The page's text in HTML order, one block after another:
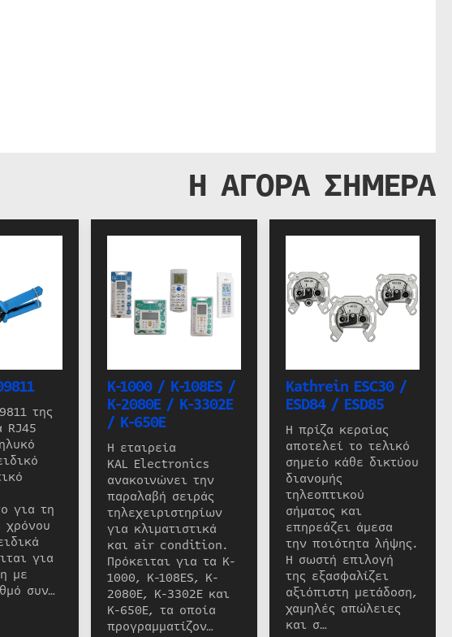
Η ΑΓΟΡΑ ΣΗΜΕΡΑ
της
RJ45
για τη
χρόνου
για
με
συν…
K-1000 / K-108ES /
K-2080E / K-3302E
/ K-650E
Η εταιρεία
KAL Electronics
ανακοινώνει την
παραλαβή σειράς
τηλεχειριστηρίων
για κλιματιστικά
και air condition.
Πρόκειται για τα K-
1000, K-108ES, K-
2080E, K-3302E και
K-650E, τα οποία
προγραμματίζον…
Kathrein ESC30 /
ESD84 / ESD85
Η πρίζα κεραίας
αποτελεί το τελικό
σημείο κάθε δικτύου
διανομής
τηλεοπτικού
σήματος και
επηρεάζει άμεσα
την ποιότητα λήψης.
Η σωστή επιλογή
της εξασφαλίζει
αξιόπιστη μετάδοση,
χαμηλές απώλειες
και σ…